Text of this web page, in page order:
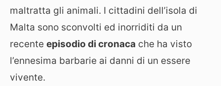
maltratta gli animali. I cittadini dell’isola di
Malta sono sconvolti ed inorriditi da un
recente episodio di cronaca che ha visto
l’ennesima barbarie ai danni di un essere
vivente.